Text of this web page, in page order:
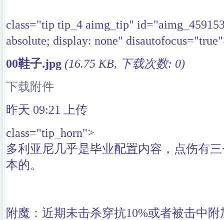
class="tip tip_4 aimg_tip"
absolute; display: none"
00鞋子.jpg (16.75 KB, 下载次数: 0)
下载附件
昨天 09:21
上传
class="tip_horn">
多利亚尼几乎是毕业配置内容，点伤有
本的。
附魔：近期未击杀穿抗10%或者被击中